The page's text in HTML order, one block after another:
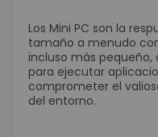
Los Mini PC son la
tamaño a menudo
incluso más
para ejecutar
comprometer el
del entorno.